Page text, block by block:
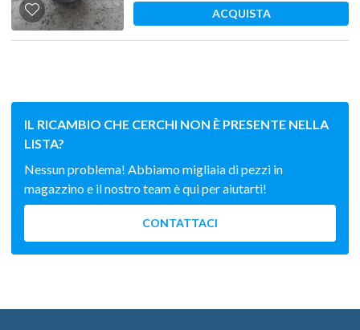
ACQUISTA
IL RICAMBIO CHE CERCHI NON È PRESENTE NELLA
LISTA?
Nessun problema! Abbiamo migliaia di pezzi in
magazzino e il nostro team è qui per aiutarti!
CONTATTACI